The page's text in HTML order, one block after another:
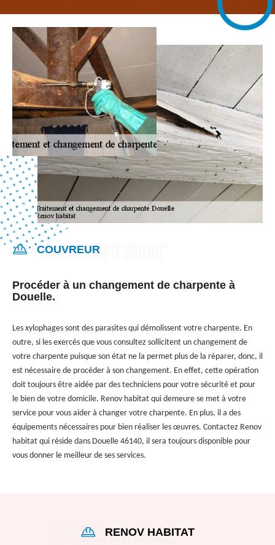
COUVREUR
Procéder à un changement de charpente à
Douelle.
Les xylophages sont des parasites qui démolissent votre charpente. En
outre, si les exercés que vous consultez sollicitent un changement de
votre charpente puisque son état ne la permet plus de la réparer, donc, il
est nécessaire de procéder à son changement. En effet, cette opération
doit toujours être aidée par des techniciens pour votre sécurité et pour
le bien de votre domicile. Renov habitat qui demeure se met à votre
service pour vous aider à changer votre charpente. En plus, il a des
équipements nécessaires pour bien réaliser les œuvres. Contactez Renov
habitat qui réside dans Douelle 46140, il sera toujours disponible pour
vous donner le meilleur de ses services.
RENOV HABITAT